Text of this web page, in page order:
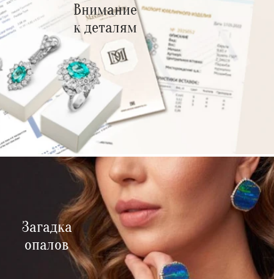
Внимание
к деталям
Загадка
опалов